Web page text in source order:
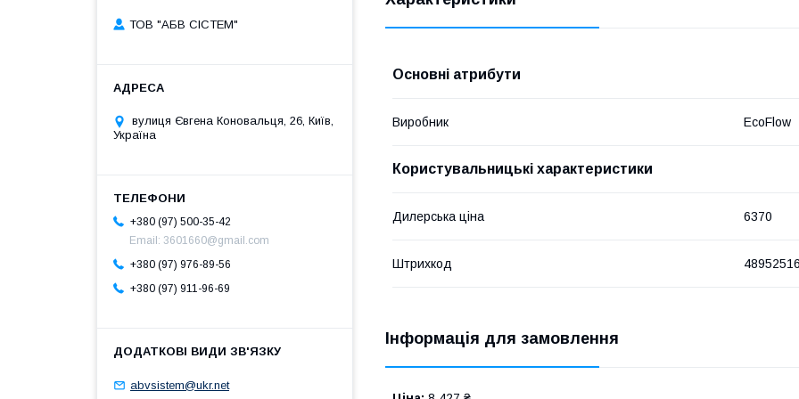
Основні атрибути
Виробник EcoFlow
Користувальницькі характеристики
Дилерська ціна 6370
Штрихкод
Інформація для замовлення
ТОВ "АБВ СІСТЕМ"
вулиця Євгена Коновальця, 26, Київ,
Україна
+380 (97) 500-35-42
Email: 3601660@gmail.com
+380 (97) 976-89-56
+380 (97) 911-96-69
abvsistem@ukr.net